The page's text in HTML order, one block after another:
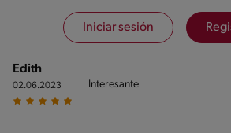
Iniciar sesión
Edith
02.06.2023 Interesante